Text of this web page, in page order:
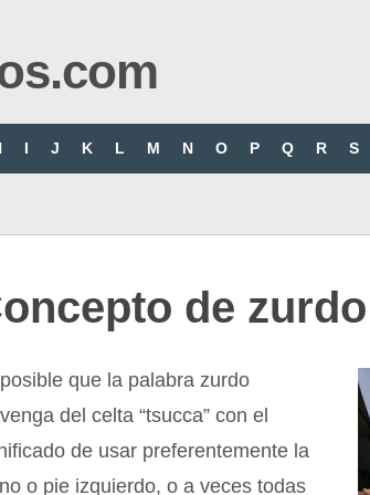
I J K L M N O P Q R S
de zurdo
que la palabra zurdo
del celta “tsucca” con el
de usar preferentemente la
o pie izquierdo, o a veces todas